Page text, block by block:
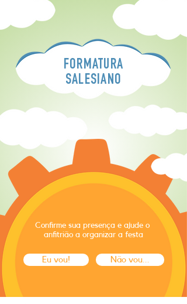
Confirme sua presença e ajude o
anfitrião a organizar a festa
Eu vou! Não vou...
FORMATURA
SALESIANO